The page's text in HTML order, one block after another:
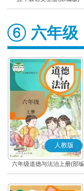
六年级
人教版
六年级道德与法治上册(部编
版)